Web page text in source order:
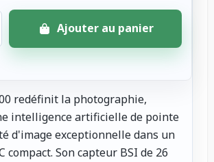
Ajouter au panier
redéfinit la photographie,
intelligence artificielle de pointe
d'image exceptionnelle dans un
compact. Son capteur BSI de 26